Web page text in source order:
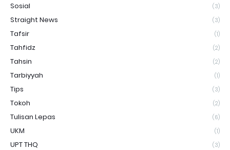
Sosial (3)
Straight News (3)
Tafsir (1)
Tahfidz (2)
Tahsin (2)
Tarbiyyah (1)
Tips (3)
Tokoh (2)
Tulisan Lepas (6)
UKM (1)
UPT THQ (3)